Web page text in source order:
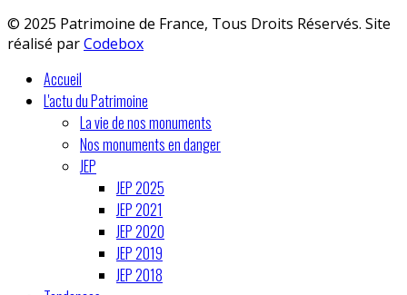
© 2025 Patrimoine de France, Tous Droits Réservés. Site
réalisé parCodebox
Accueil
L'actu du Patrimoine
La vie de nos monuments
Nos monuments en danger
JEP
JEP 2025
JEP 2021
JEP 2020
JEP 2019
JEP 2018